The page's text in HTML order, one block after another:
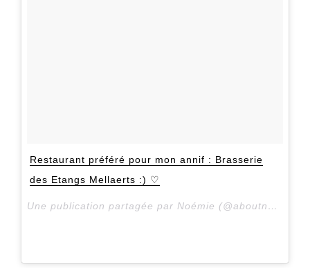
Restaurant préféré pour mon annif : Brasserie
des Etangs Mellaerts :) ♡
Une publication partagée par Noémie (@aboutnoemiel) le